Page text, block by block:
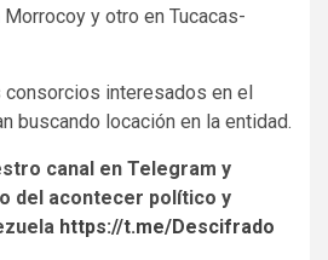
y otro en Tucacas-
consorcios interesados en el
buscando locación en la entidad.
canal en Telegram y
del acontecer político y
https://t.me/Descifrado